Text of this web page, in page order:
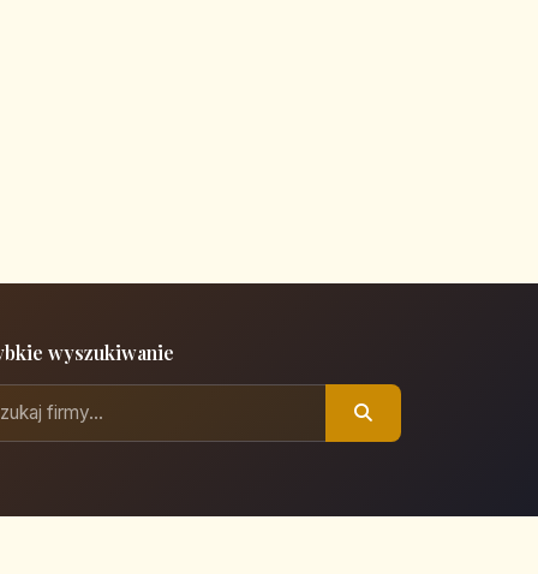
wyszukiwanie